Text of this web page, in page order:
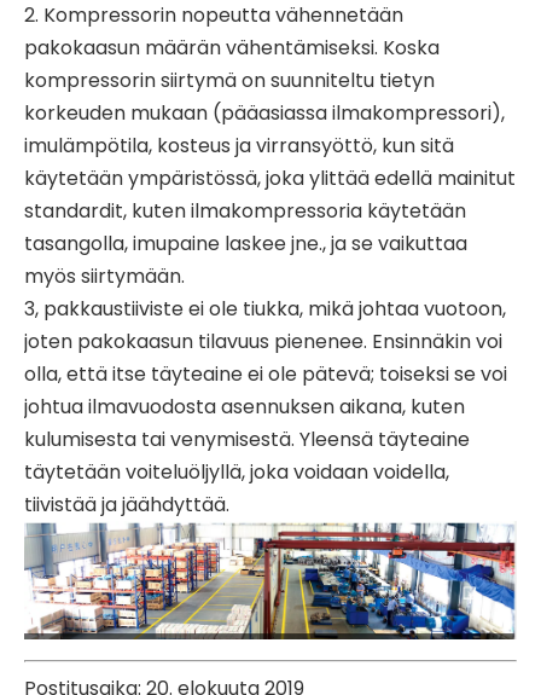
2. Kompressorin nopeutta vähennetään
pakokaasun määrän vähentämiseksi. Koska
kompressorin siirtymä on suunniteltu tietyn
korkeuden mukaan (pääasiassa ilmakompressori),
imulämpötila, kosteus ja virransyöttö, kun sitä
käytetään ympäristössä, joka ylittää edellä mainitut
standardit, kuten ilmakompressoria käytetään
tasangolla, imupaine laskee jne., ja se vaikuttaa
myös siirtymään.
3, pakkaustiiviste ei ole tiukka, mikä johtaa vuotoon,
joten pakokaasun tilavuus pienenee. Ensinnäkin voi
olla, että itse täyteaine ei ole pätevä; toiseksi se voi
johtua ilmavuodosta asennuksen aikana, kuten
kulumisesta tai venymisestä. Yleensä täyteaine
täytetään voiteluöljyllä, joka voidaan voidella,
tiivistää ja jäähdyttää.
Postitusaika: 20. elokuuta 2019